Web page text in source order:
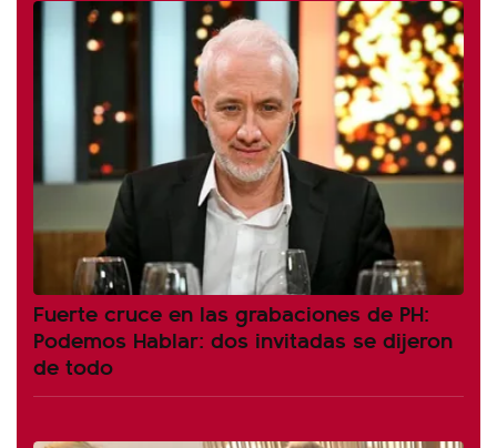
Fuerte cruce en las grabaciones de PH:
Podemos Hablar: dos invitadas se dijeron
de todo